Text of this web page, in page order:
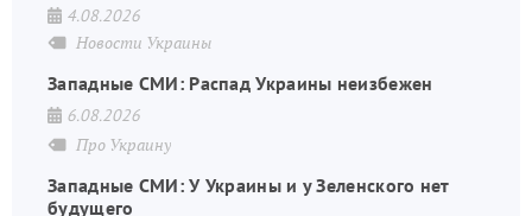
4.08.2026
Новости Украины
Западные СМИ: Распад Украины неизбежен
6.08.2026
Про Украину
Западные СМИ: У Украины и у Зеленского нет
будущего